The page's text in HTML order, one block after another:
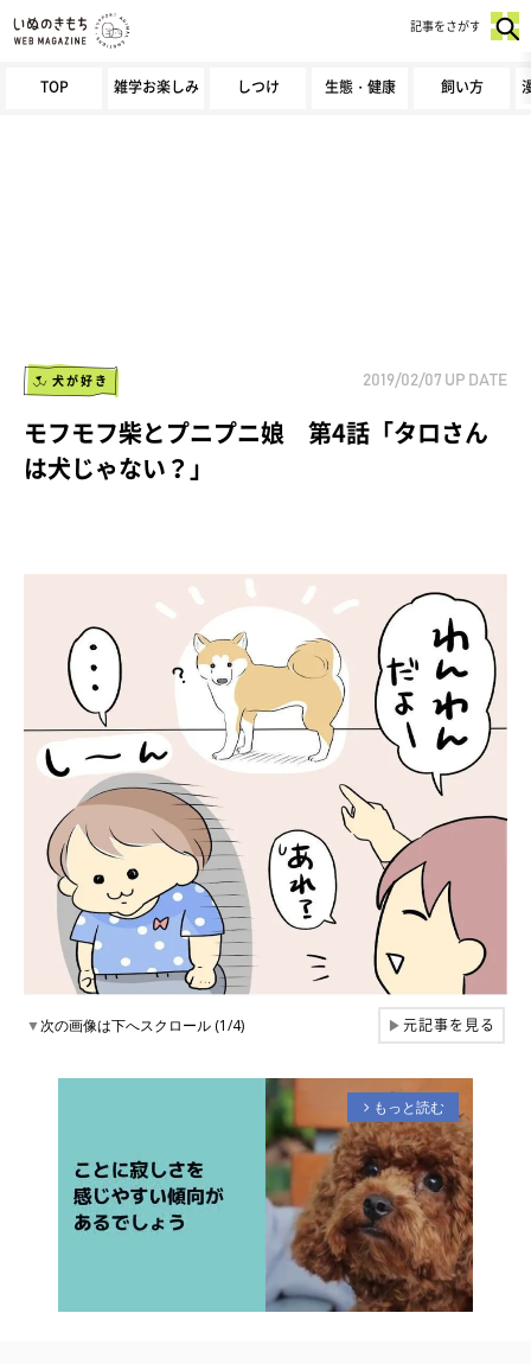
TOP 雑学お楽しみ しつけ 生態・健康 飼い方
記事をさがす
犬が好き 2019/02/07 UP DATE
モフモフ柴とプニプニ娘 第4話「タロさん
は犬じゃない？」
▼次の画像は下へスクロール (1/4) ▶元記事を見る
arrow_forward_ios もっと読む